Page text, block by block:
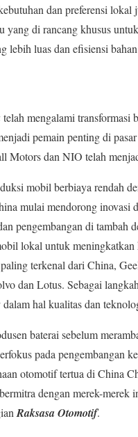
dan preferensi
di rancang khusus
lebih luas dan efisiensi
telah mengalami transformasi
pemain penting di
Motors dan NIO telah
mobil berbiaya rendah
mulai mendorong inovasi
pengembangan di tambah
lokal untuk meningkatkan
terkenal dari China,
dan Lotus. Sebagai
hal kualitas dan
baterai sebelum
pada pengembangan
otomotif tertua di China
dengan merek-merek
Raksasa Otomotif.